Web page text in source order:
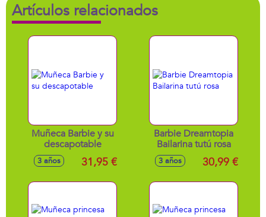
Artículos relacionados
Muñeca Barbie y su
descapotable
3 años 31,95 €
Barbie Dreamtopia
Bailarina tutú rosa
3 años 30,99 €